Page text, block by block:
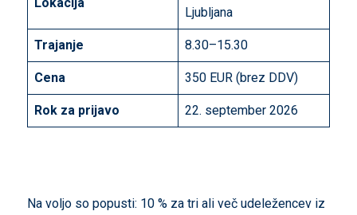
Ljubljana
Trajanje 8.30–15.30
Cena 350 EUR (brez DDV)
Rok za prijavo 22. september 2026
Na voljo so popusti: 10 % za tri ali več udeležencev iz